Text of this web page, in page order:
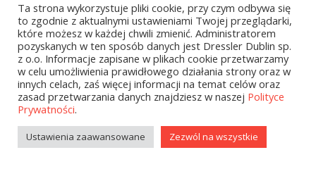
Adres do korespondencji
ul. Hankiewicza 2
02-103 Warszawa
KONTAKT
Biuro:(22) 45 70 402
Ta strona wykorzystuje pliki cookie, przy czym odbywa się
to zgodnie z aktualnymi ustawieniami Twojej przeglądarki,
które możesz w każdej chwili zmienić. Administratorem
pozyskanych w ten sposób danych jest Dressler Dublin sp.
z o.o. Informacje zapisane w plikach cookie przetwarzamy
w celu umożliwienia prawidłowego działania strony oraz w
innych celach, zaś więcej informacji na temat celów oraz
zasad przetwarzania danych znajdziesz w naszej Polityce
Prywatności.
Ustawienia zaawansowane Zezwól na wszystkie